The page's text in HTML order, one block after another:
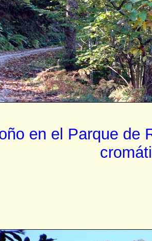
en el Parque de